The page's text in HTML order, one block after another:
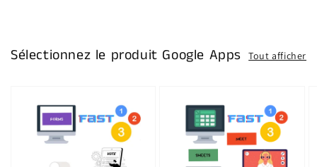
Sélectionnez le produit Google Apps Tout afficher